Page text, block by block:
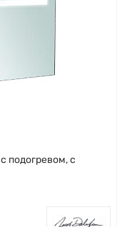
подогревом, с